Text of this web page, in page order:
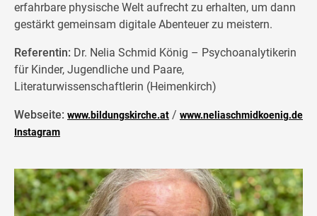
erfahrbare physische Welt aufrecht zu erhalten, um dann
gestärkt gemeinsam digitale Abenteuer zu meistern.
Referentin: Dr. Nelia Schmid König – Psychoanalytikerin
für Kinder, Jugendliche und Paare,
Literaturwissenschaftlerin (Heimenkirch)
Webseite: www.bildungskirche.at / www.neliaschmidkoenig.de
Instagram